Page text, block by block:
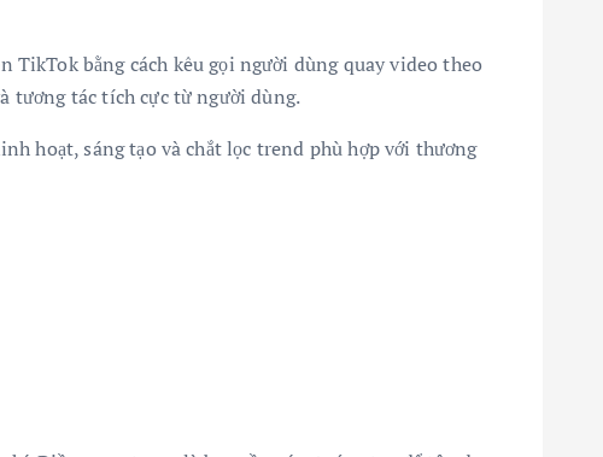
TikTok bằng cách kêu gọi người dùng quay video theo
tương tác tích cực từ người dùng.
hoạt, sáng tạo và chắt lọc trend phù hợp với thương